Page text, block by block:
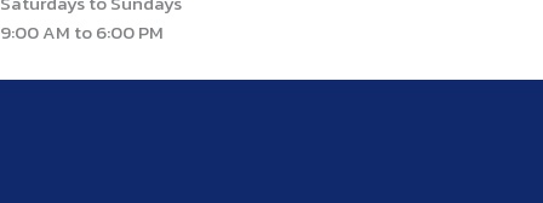
9:00 AM to 6:00 PM